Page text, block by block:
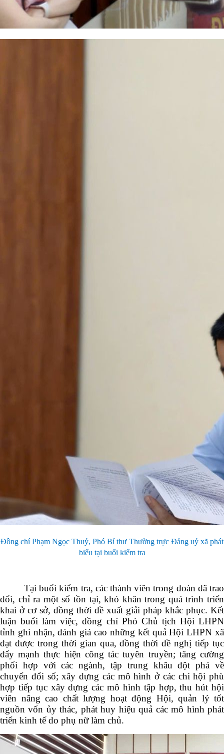
Đồng chí Phạm Ngọc Thuỷ, Phó Bí thư Thường trực Đảng uỷ xã phát
biểu tại buổi kiểm tra
Tại buổi kiểm tra, các thành viên trong đoàn đã trao
đổi, chỉ ra một số tồn tại, khó khăn trong quá trình triển
khai ở cơ sở, đồng thời đề xuất giải pháp khắc phục. Kết
luận buổi làm việc, đồng chí Phó Chủ tịch Hội LHPN
tỉnh ghi nhận, đánh giá cao những kết quả Hội LHPN xã
đạt được trong thời gian qua, đồng thời đề nghị tiếp tục
đẩy mạnh thực hiện công tác tuyên truyền; tăng cường
phối hợp với các ngành, tập trung khâu đột phá về
chuyển đổi số; xây dựng các mô hình ở các chi hội phù
hợp tiếp tục xây dựng các mô hình tập hợp, thu hút hội
viên nâng cao chất lượng hoạt động Hội, quản lý tốt
nguồn vốn ủy thác, phát huy hiệu quả các mô hình phát
triển kinh tế do phụ nữ làm chủ.